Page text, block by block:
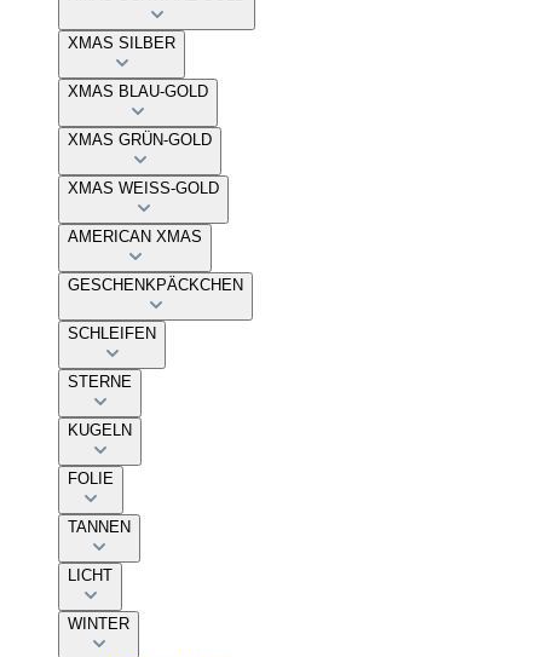
XMAS SILBER
XMAS BLAU-GOLD
XMAS GRÜN-GOLD
XMAS WEISS-GOLD
AMERICAN XMAS
GESCHENKPÄCKCHEN
SCHLEIFEN
STERNE
KUGELN
FOLIE
TANNEN
LICHT
WINTER